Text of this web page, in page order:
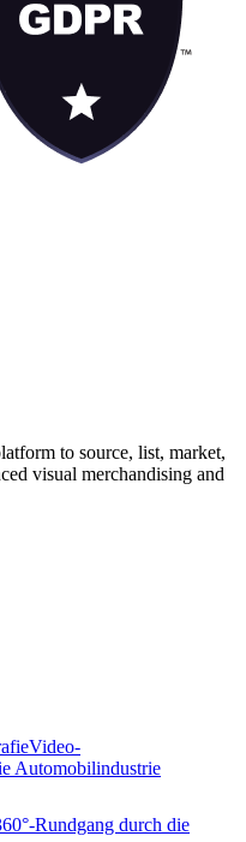
to source, list, market,
visual merchandising and
Video-
Automobilindustrie
Rundgang durch die